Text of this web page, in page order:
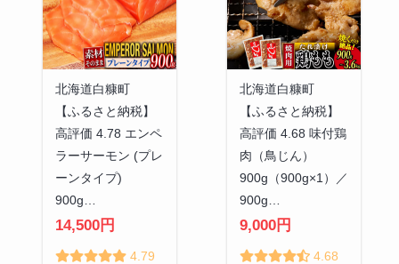
北海道白糠町
【ふるさと納税】
高評価 4.78 エンペ
ラーサーモン (プレ
ーンタイプ)
900g…
14,500円
4.79
北海道白糠町
【ふるさと納税】
高評価 4.68 味付鶏
肉（鳥じん）
900g（900g×1）／
900g…
9,000円
4.68